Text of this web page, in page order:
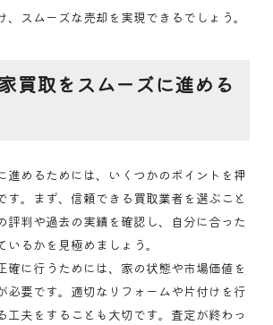
、スムーズな売却を実現できるでしょう。
買取をスムーズに進める
進めるためには、いくつかのポイントを押
す。まず、信頼できる買取業者を選ぶこと
評判や過去の実績を確認し、自分に合った
るかを見極めましょう。
確に行うためには、家の状態や市場価値を
必要です。適切なリフォームや片付けを行
工夫をすることも大切です。査定が終わっ